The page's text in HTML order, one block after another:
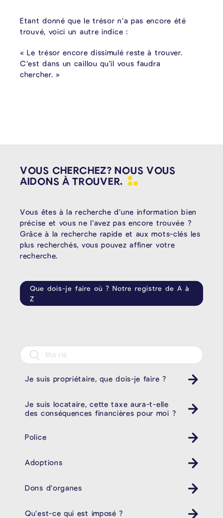
Etant donné que le trésor n’a pas encore été
trouvé, voici un autre indice :
« Le trésor encore dissimulé reste à trouver.
C’est dans un caillou qu’il vous faudra
chercher. »
VOUS CHERCHEZ? NOUS VOUS
AIDONS ÀTROUVER.
Vous êtes à la recherche d’une information bien
précise et vous ne l’avez pas encore trouvée ?
Grâce à la recherche rapide et aux mots-clés les
plus recherchés, vous pouvez affiner votre
recherche.
Que dois-je faire où ? Notre registre de A à
Z
Je suis propriétaire, que dois-je faire ?
Je suis locataire, cette taxe aura-t-elle
des conséquences financières pour moi ?
Police
Adoptions
Dons d’organes
Qu’est-ce qui est imposé ?